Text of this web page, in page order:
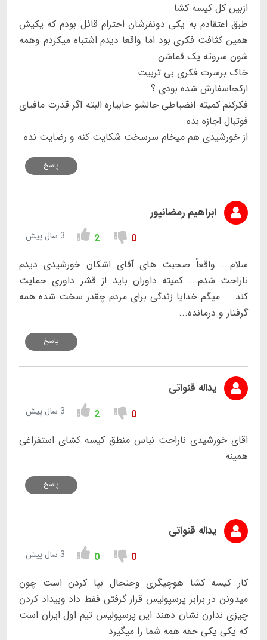
ازبین کل کیسه کشا
طبق اعتقادم به یکی دونفرشان احترام قائل بودم که یکیش
همین کثافت فکری بود اما واقعا دیدم اشتباه میکردم وهمه
شون سروته یک قماشن
خاک برسرت فکری بی تربیت
ازکجاسفارش شده بودی ؟
فکرکنم کمیته انضباطی حالشو جابیاره البته اگر قدرت مافیای
فوتبال اجازه بده
از خورشیدی هم میخام سرسخت شکایت کنه و رضایت نده
پاسخ
ابراهیم رمضانپور
0
2 3 سال پیش
سلام... واقعاً صحبت های آقای اشکان خورشیدی دیدم
ناراحت شدم... کمیته داوران باید از قشر داوری حمایت
کند.... میگم خدایا زندگی برای مردم چقدر سخت شده همه
گرفتار و درمانده...
پاسخ
یداله قنواتی
0
2 3 سال پیش
اقای خورشیدی ناراحت نباس منطق کیسه کشای استفراغی
همینه
پاسخ
یداله قنواتی
0
0 3 سال پیش
کار کیسه کشا هوچیگری وجنجال بپا کردن است چون
میدونن در برابر پرسپولیس قرار گرفتن ففط داد وبیداد کردن
چیزی ندارن نشان دهند این پرسپولیس تیم اول ایران است
که یکی یکی حقه همه شما را میگیرد